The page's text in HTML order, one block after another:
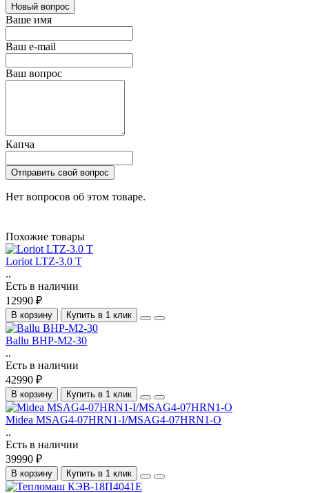
Новый вопрос
Ваше имя
Ваш e-mail
Ваш вопрос
Капча
Отправить свой вопрос
Нет вопросов об этом товаре.
Похожие товары
Loriot LTZ-3.0 T
..
Есть в наличии
12990 ₽
В корзину Купить в 1 клик
Ballu BHP-M2-30
..
Есть в наличии
42990 ₽
В корзину Купить в 1 клик
Midea MSAG4-07HRN1-I/MSAG4-07HRN1-O
..
Есть в наличии
39990 ₽
В корзину Купить в 1 клик